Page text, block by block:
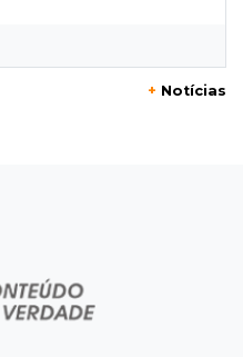
e plantações
mas avança às
+ Notícias